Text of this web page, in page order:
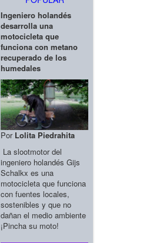
Ingeniero holandés
desarrolla una
motocicleta que
funciona con metano
recuperado de los
humedales
Por Lolita Piedrahita
La slootmotor del
ingeniero holandés Gijs
Schalkx es una
motocicleta que funciona
con fuentes locales,
sostenibles y que no
dañan el medio ambiente
¡Pincha su moto!